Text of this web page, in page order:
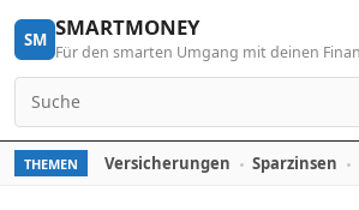
Skip to content
SM SMARTMONEY
Für den smarten Umgang mit deinen
Search for:
THEMEN Versicherungen Sparzinsen